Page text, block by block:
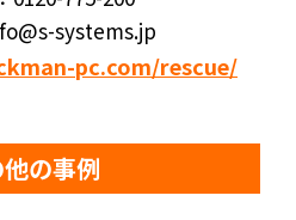
systems.jp
pc.com/rescue/
の事例